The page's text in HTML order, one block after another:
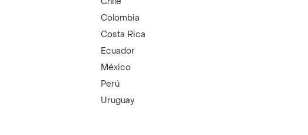
Colombia
Costa Rica
Ecuador
México
Perú
Uruguay